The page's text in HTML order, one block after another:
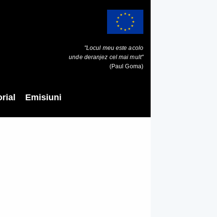
"Locul meu este acolo
unde deranjez cel mai mult"
(Paul Goma)
Emisiuni